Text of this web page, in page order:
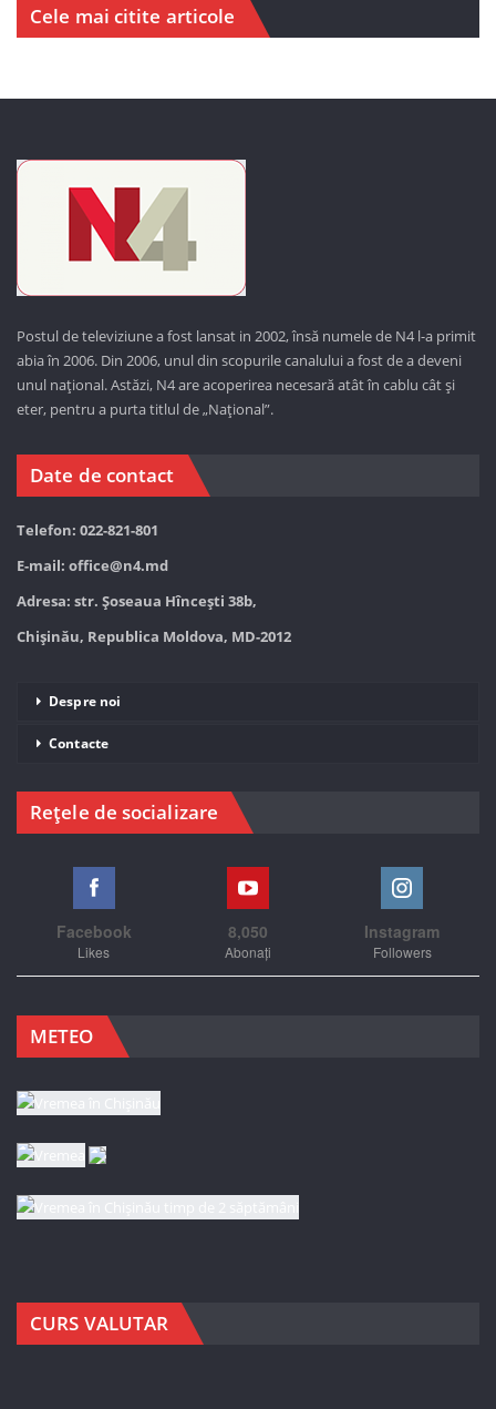
Cele mai citite articole
Postul de televiziune a fost lansat in 2002, însă numele de N4 l-a primit
abia în 2006. Din 2006, unul din scopurile canalului a fost de a deveni
unul național. Astăzi, N4 are acoperirea necesară atât în cablu cât și
eter, pentru a purta titlul de „Național”.
Date de contact
Telefon: 022-821-801
E-mail: office@n4.md
Adresa: str. Șoseaua Hînceşti 38b,
Chișinău, Republica Moldova, MD-2012
Despre noi
Contacte
Rețele de socializare
Facebook
Likes
8,050
Abonați
Instagram
Followers
METEO
CURS VALUTAR